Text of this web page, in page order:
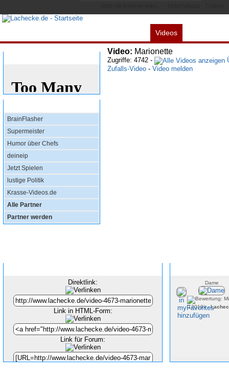
Videos
BrainFlasher
Supermeister
Humor über Chefs
deineip
Jetzt Spielen
lustige Politik
Krasse-Videos.de
Alle Partner
Partner werden
Video: Marionette
Zugriffe: 4742 -
Zufalls-Video - Video melden
Dame
12019x -
Direktlink:
Link in HTML-Form:
Link für Forum: